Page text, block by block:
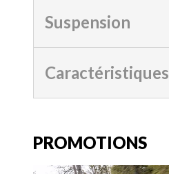
Suspension
Caractéristiques
PROMOTIONS